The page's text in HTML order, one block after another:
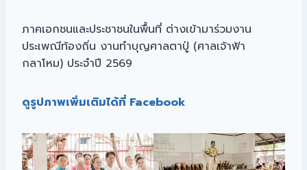
ภาคเอกชนและประชาชนในพื้นที่ ต่างเข้ามาร่วมงาน
ประเพณีท้องถิ่น งานทำบุญศาลตาปู่ (ศาลเจ้าฟ้า
กลาโหม) ประจำปี 2569
ดูรูปภาพเพิ่มเติมได้ที่ Facebook